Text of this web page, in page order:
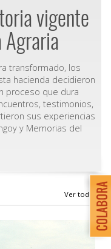
vigente
transformado, los
hacienda decidieron
proceso que dura
testimonios,
sus experiencias
y Memorias del